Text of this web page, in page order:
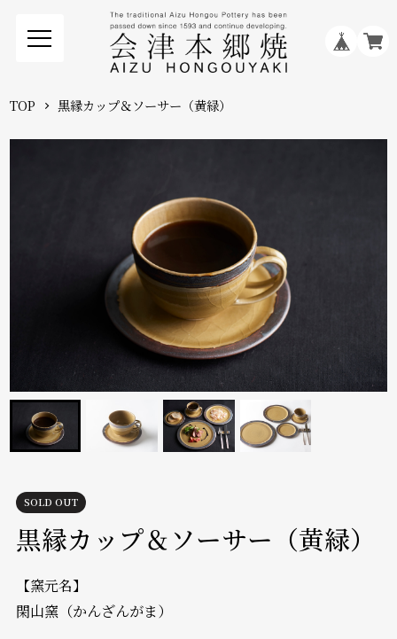
TOP 黒縁カップ＆ソーサー（黄緑）
SOLD OUT
黒縁カップ＆ソーサー（黄緑）
【窯元名】
閑山窯（かんざんがま）